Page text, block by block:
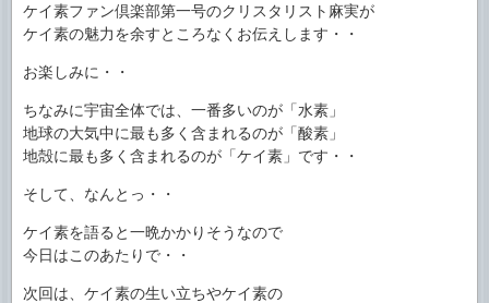
ケイ素ファン倶楽部第一号のクリスタリスト麻実が
ケイ素の魅力を余すところなくお伝えします・・
お楽しみに・・
ちなみに宇宙全体では、一番多いのが「水素」
地球の大気中に最も多く含まれるのが「酸素」
地殻に最も多く含まれるのが「ケイ素」です・・
そして、なんとっ・・
ケイ素を語ると一晩かかりそうなので
今日はこのあたりで・・
次回は、ケイ素の生い立ちやケイ素の